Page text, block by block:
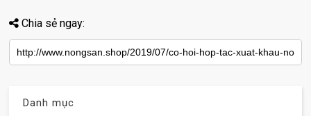
Chia sẻ ngay:
Danh mục